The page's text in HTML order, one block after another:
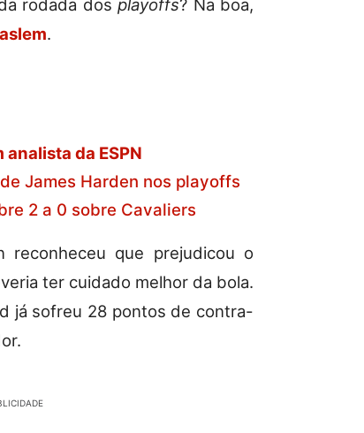
rodada dosplayoffs? Na boa,
.
da ESPN
James Harden nos playoffs
2 a 0 sobre Cavaliers
reconheceu que prejudicou o
ter cuidado melhor da bola.
já sofreu 28 pontos de contra-